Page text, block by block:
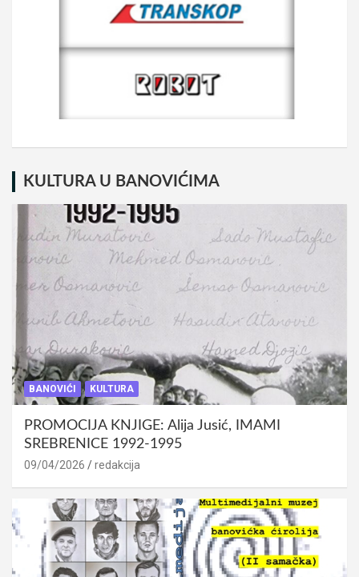
KULTURA U BANOVIĆIMA
BANOVIĆI KULTURA
PROMOCIJA KNJIGE: Alija Jusić, IMAMI
SREBRENICE 1992-1995
09/04/2026 redakcija